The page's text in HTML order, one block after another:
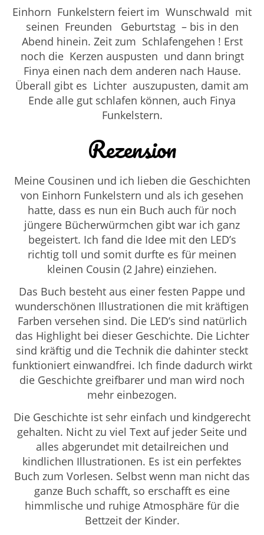
Einhorn Funkelstern feiert im Wunschwald mit
seinen Freunden Geburtstag– bis in den
Abend hinein. Zeit zum Schlafengehen ! Erst
noch die Kerzen auspusten und dann bringt
Finya einen nach dem anderen nach Hause.
Überall gibt es Lichter auszupusten, damit am
Ende alle gut schlafen können, auch Finya
Funkelstern.
Rezension
Meine Cousinen und ich lieben die Geschichten
von Einhorn Funkelstern und als ich gesehen
hatte, dass es nun ein Buch auch für noch
jüngere Bücherwürmchen gibt war ich ganz
begeistert. Ich fand die Idee mit den LED’s
richtig toll und somit durfte es für meinen
kleinen Cousin (2 Jahre) einziehen.
Das Buch besteht aus einer festen Pappe und
wunderschönen Illustrationen die mit kräftigen
Farben versehen sind. Die LED’s sind natürlich
das Highlight bei dieser Geschichte. Die Lichter
sind kräftig und die Technik die dahinter steckt
funktioniert einwandfrei. Ich finde dadurch wirkt
die Geschichte greifbarer und man wird noch
mehr einbezogen.
Die Geschichte ist sehr einfach und kindgerecht
gehalten. Nicht zu viel Text auf jeder Seite und
alles abgerundet mit detailreichen und
kindlichen Illustrationen. Es ist ein perfektes
Buch zum Vorlesen. Selbst wenn man nicht das
ganze Buch schafft, so erschafft es eine
himmlische und ruhige Atmosphäre für die
Bettzeit der Kinder.